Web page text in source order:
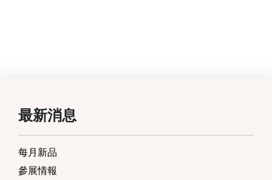
最新消息
每月新品
參展情報